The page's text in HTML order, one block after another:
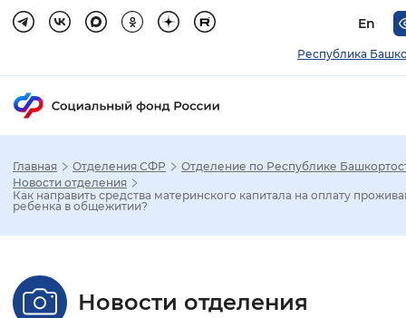
En
Республика
Стандартный Увеличенный
Главная Отделения СФР
Отделение по Республике
Новости отделения
Как направить средства материнского капитала на оплату
ребенка в общежитии?
Новости отделения